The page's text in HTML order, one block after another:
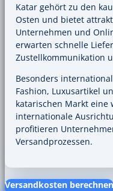
Katar gehört zu den
Osten und bietet
Unternehmen und
erwarten schnelle
Zustellkommunikation
Besonders
Fashion, Luxusartikel
katarischen Markt eine
internationale
profitieren
Versandprozessen.
Versandkosten berechnen